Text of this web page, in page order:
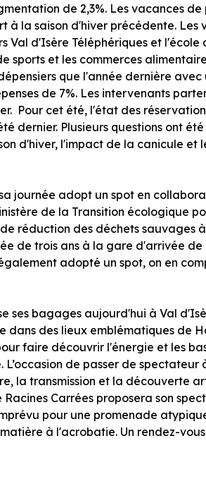
de 2,3%. Les vacances
à la saison d'hiver précédente. Les
Val d'Isère Téléphériques et
sports et les commerces
que l'année dernière
de 7%. Les intervenants
Pour cet été, l'état des
dernier. Plusieurs questions ont
d'hiver, l'impact de la canicule
journée adopt un spot en
de la Transition écologique
réduction des déchets sauvages
de trois ans à la gare d'arrivée
adopté un spot, on en
ses bagages aujourd'hui à Val
dans des lieux emblématiques de
faire découvrir l'énergie et les
L’occasion de passer de
la transmission et la découverte
Carrées proposera son
pour une promenade
à l'acrobatie. Un rendez-